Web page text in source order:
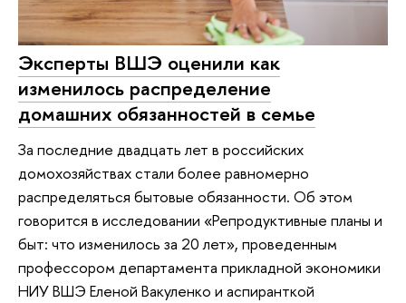
Эксперты ВШЭ оценили как
изменилось распределение
домашних обязанностей в семье
За последние двадцать лет в российских
домохозяйствах стали более равномерно
распределяться бытовые обязанности. Об этом
говорится в исследовании «Репродуктивные планы и
быт: что изменилось за 20 лет», проведенным
профессором департамента прикладной экономики
НИУ ВШЭ Еленой Вакуленко и аспиранткой